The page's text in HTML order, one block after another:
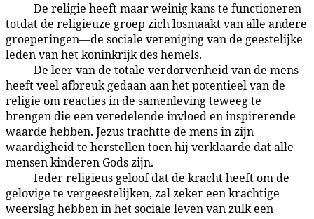
De religie heeft maar weinig kans te functioneren
totdat de religieuze groep zich losmaakt van alle andere
groeperingen—de sociale vereniging van de geestelijke
leden van het koninkrijk des hemels.
De leer van de totale verdorvenheid van de mens
heeft veel afbreuk gedaan aan het potentieel van de
religie om reacties in de samenleving teweeg te
brengen die een veredelende invloed en inspirerende
waarde hebben. Jezus trachtte de mens in zijn
waardigheid te herstellen toen hij verklaarde dat alle
mensen kinderen Gods zijn.
Ieder religieus geloof dat de kracht heeft om de
gelovige te vergeestelijken, zal zeker een krachtige
weerslag hebben in het sociale leven van zulk een